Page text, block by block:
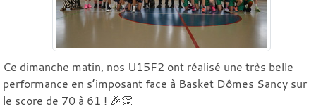
Ce dimanche matin, nos U15F2 ont réalisé une très belle
performance en s’imposant face à Basket Dômes Sancy sur
le score de 70 à 61 ! 🎉👏